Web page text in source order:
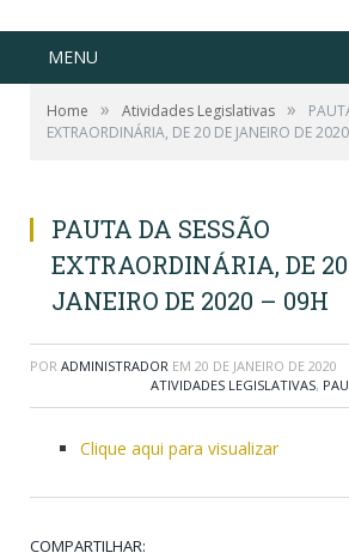
MENU
Home » Atividades Legislativas »
EXTRAORDINÁRIA, DE 20 DE JANEIRO DE
PAUTA DA SESSÃO
EXTRAORDINÁRIA, DE 20
JANEIRO DE 2020 – 09H
POR ADMINISTRADOR EM 20 DE JANEIRO DE 2020
ATIVIDADES LEGISLATIVAS,
Clique aqui para visualizar
COMPARTILHAR: